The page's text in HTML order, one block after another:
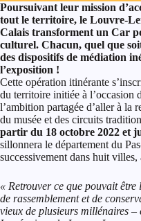
Poursuivant leur mission
tout le territoire, le Louvre-
Calais transforment un Car
culturel. Chacun, quel que
des dispositifs de médiation
l’exposition !
Cette opération itinérante
du territoire initiée à l’occasion
l’ambition partagée d’aller à la
du musée et des circuits
partir du 18 octobre 2022 et
sillonnera le département du
successivement dans huit
« Retrouver ce que pouvait
de rassemblement et de
vieux de plusieurs millénaires –